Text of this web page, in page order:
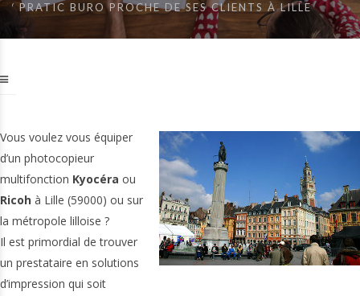
PRATIC BURO PROCHE DE SES CLIENTS À LILLE
Vous voulez vous équiper
d’un photocopieur
multifonction Kyocéra ou
Ricoh à Lille (59000) ou sur
la métropole lilloise ?
Il est primordial de trouver
un prestataire en solutions
d’impression qui soit